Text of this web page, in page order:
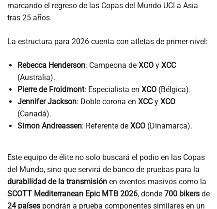
marcando el regreso de las Copas del Mundo UCI a Asia
tras 25 años.
La estructura para 2026 cuenta con atletas de primer nivel:
Rebecca Henderson: Campeona de XCOy XCC
(Australia).
Pierre de Froidmont: Especialista en XCO(Bélgica).
Jennifer Jackson: Doble corona en XCCy XCO
(Canadá).
Simon Andreassen: Referente de XCO(Dinamarca).
Este equipo de élite no solo buscará el podio en las Copas
del Mundo, sino que servirá de banco de pruebas para la
durabilidad de la transmisión en eventos masivos como la
SCOTT Mediterranean Epic MTB 2026, donde 700 bikers de
24 países pondrán a prueba componentes similares en un